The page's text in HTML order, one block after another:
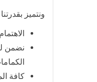
ونتميز
نضمن
كافة